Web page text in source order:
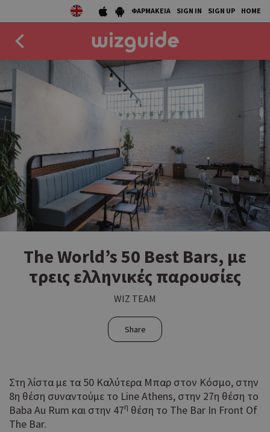
ΦΑΡΜΑΚΕΙΑ SIGN IN SIGN UP HOME
EAT
DRINK
50 BEST
AGENDA
COLLECTIONS
STORIES
The World’s 50 Best Bars, με
τρεις ελληνικές παρουσίες
WIZ TEAM
Share
Στη λίστα με τα 50 Καλύτερα Μπαρ στον Κόσμο, στην
8η θέση συναντούμε το Line Athens, στην 27η θέση το
Baba Au Rum και στην 47η θέση το The Bar In Front Of
The Bar.